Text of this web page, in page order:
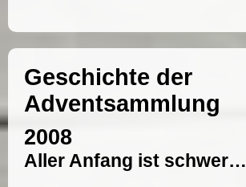
Geschichte der
Adventsammlung
2008
Aller Anfang ist schwer…